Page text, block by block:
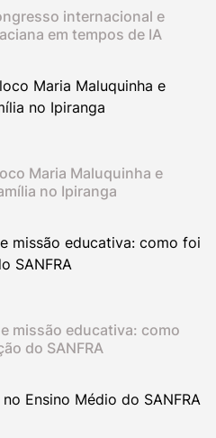
internacional e
em tempos de IA
Maria Maluquinha e
no Ipiranga
missão educativa: como
do SANFRA